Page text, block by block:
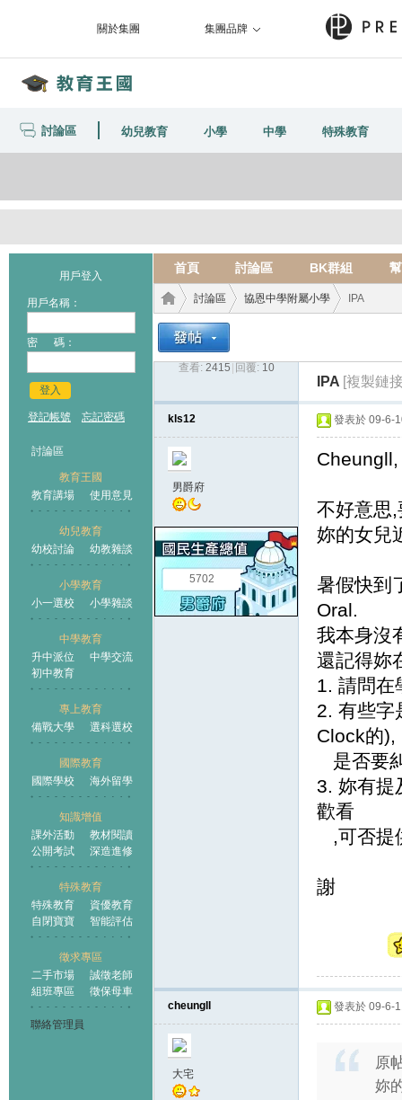
關於集團 集團品牌
討論區 幼兒教育 小學 中學 特殊教育
用戶登入
用戶名稱：
密 碼：
登入
登記帳號 忘記密碼
討論區
教育王國
教育講場
使用意見
幼兒教育
幼校討論
幼教雜談
小學教育
小一選校
小學雜談
中學教育
升中派位
中學交流
初中教育
專上教育
備戰大學
選科選校
國際教育
國際學校
海外留學
知識增值
課外活動
教材閱讀
公開考試
深造進修
特殊教育
特殊教育
資優教育
自閉寶寶
智能評估
徵求專區
二手市場
誠徵老師
組班專區
徵保母車
聯絡管理員
首頁 討論區 BK群組
王國
›
討論區
›
協恩中學附屬小學
›
IPA
查看: 2415 回覆: 10
IPA [複製鏈
kls12
男爵府
5702
發表於 09-6-
Cheungll,
不好意思
妳的女兒
暑假快到
Oral.
我本身沒
還記得妳
1. 請問在
2. 有些字
Clock的),
是否要
3. 妳有提
歡看
,可否提
謝
cheungll
大宅
發表於 09-6-
原
妳